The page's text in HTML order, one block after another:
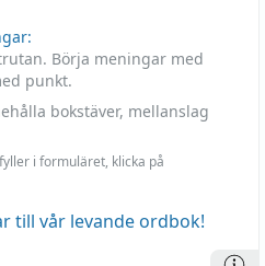
Börja meningar med
punkt.
bokstäver, mellanslag
i formuläret, klicka på
till vår levande ordbok!